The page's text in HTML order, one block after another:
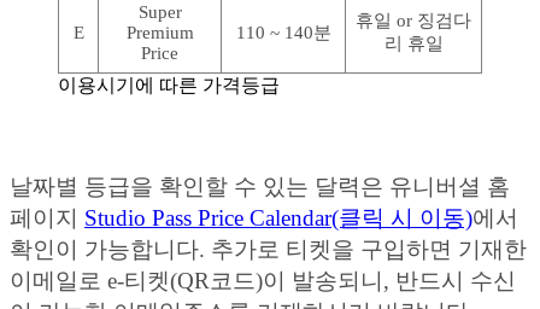
E
Super
Premium
Price
110 ~ 140분
휴일 or 징검다
리 휴일
이용시기에 따른 가격등급
날짜별 등급을 확인할 수 있는 달력은 유니버셜 홈
페이지 Studio Pass Price Calendar(클릭 시 이동)에서
확인이 가능합니다. 추가로 티켓을 구입하면 기재한
이메일로 e-티켓(QR코드)이 발송되니, 반드시 수신